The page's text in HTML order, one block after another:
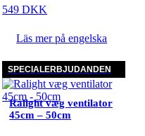
549DKK
Läs mer på engelska
SPECIALERBJUDANDEN
Ralight væg ventilator
45cm – 50cm